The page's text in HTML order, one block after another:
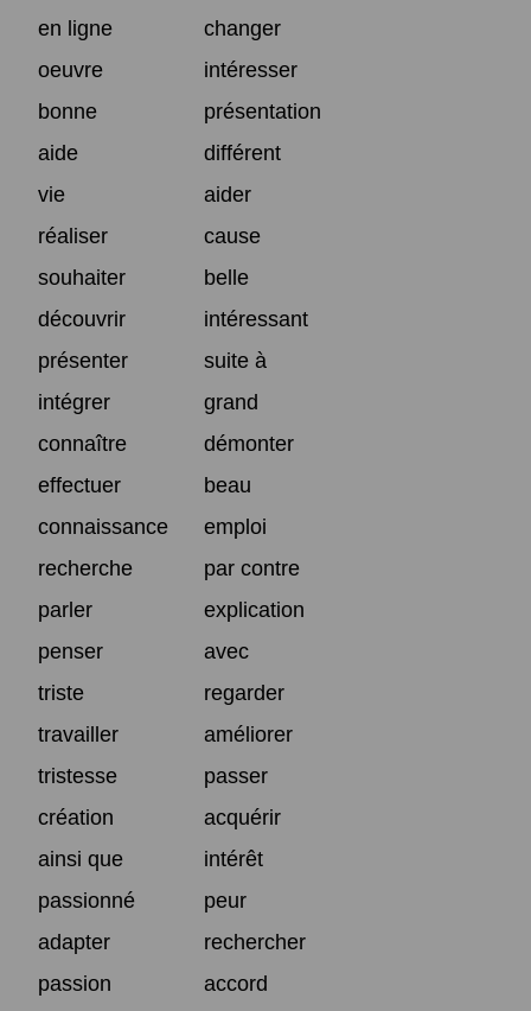
en ligne
changer
oeuvre
intéresser
bonne
présentation
aide
différent
vie
aider
réaliser
cause
souhaiter
belle
découvrir
intéressant
présenter
suite à
intégrer
grand
connaître
démonter
effectuer
beau
connaissance
emploi
recherche
par contre
parler
explication
penser
avec
triste
regarder
travailler
améliorer
tristesse
passer
création
acquérir
ainsi que
intérêt
passionné
peur
adapter
rechercher
passion
accord